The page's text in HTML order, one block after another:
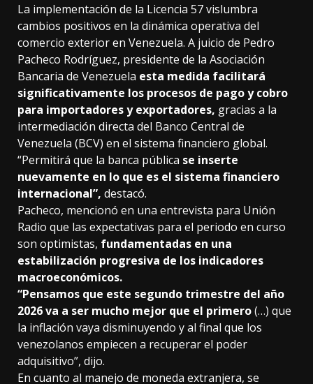
La implementación de la Licencia 57 vislumbra
cambios positivos en la dinámica operativa del
comercio exterior en Venezuela. A juicio de Pedro
Pacheco Rodríguez, presidente de la Asociación
Bancaria de Venezuela esta medida facilitará
significativamente los procesos de pago y cobro
para importadores y exportadores, gracias a la
intermediación directa del Banco Central de
Venezuela (BCV) en el sistema financiero global.
“Permitirá que la banca pública se inserte
nuevamente en lo que es el sistema financiero
internacional”, destacó.
Pacheco, mencionó en una entrevista para Unión
Radio que las expectativas para el periodo en curso
son optimistas, fundamentadas en una
estabilización progresiva de los indicadores
macroeconómicos.
“Pensamos que este segundo trimestre del año
2026 va a ser mucho mejor que el primero(…) que
la inflación vaya disminuyendo y al final que los
venezolanos empiecen a recuperar el poder
adquisitivo”, dijo.
En cuanto al manejo de moneda extranjera, se